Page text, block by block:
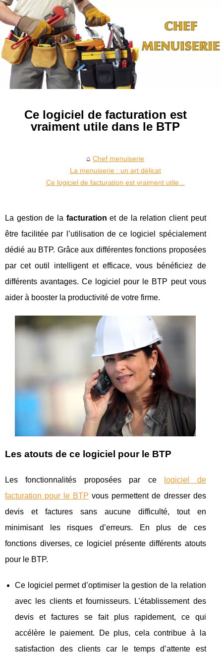
Ce logiciel de facturation est
vraiment utile dans le BTP
Chef menuiserie
La menuiserie : un art délicat
Ce logiciel de facturation est vraiment utile...
La gestion de la facturation et de la relation client peut
être facilitée par l’utilisation de ce logiciel spécialement
dédié au BTP. Grâce aux différentes fonctions proposées
par cet outil intelligent et efficace, vous bénéficiez de
différents avantages. Ce logiciel pour le BTP peut vous
aider à booster la productivité de votre firme.
Les atouts de ce logiciel pour le BTP
Les fonctionnalités proposées par ce
logiciel de
facturation pour le BTP vous permettent de dresser des
devis et factures sans aucune difficulté, tout en
minimisant les risques d’erreurs. En plus de ces
fonctions diverses, ce logiciel présente différents atouts
pour le BTP.
Ce logiciel permet d’optimiser la gestion de la relation
avec les clients et fournisseurs. L’établissement des
devis et factures se fait plus rapidement, ce qui
accélère le paiement. De plus, cela contribue à la
satisfaction des clients car le temps d’attente est